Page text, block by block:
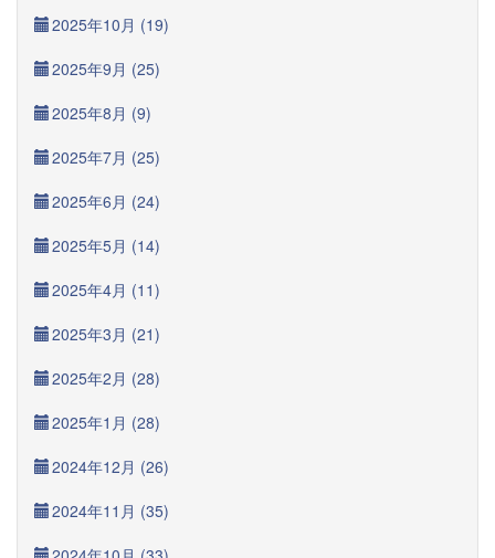
2025年10月 (19)
2025年9月 (25)
2025年8月 (9)
2025年7月 (25)
2025年6月 (24)
2025年5月 (14)
2025年4月 (11)
2025年3月 (21)
2025年2月 (28)
2025年1月 (28)
2024年12月 (26)
2024年11月 (35)